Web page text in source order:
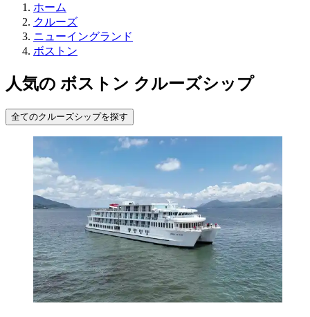
ホーム
クルーズ
ニューイングランド
ボストン
人気の ボストン クルーズシップ
全てのクルーズシップを探す